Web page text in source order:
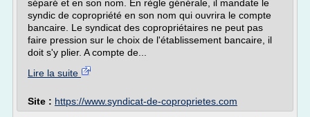
séparé et en son nom. En règle générale, il mandate le
syndic de copropriété en son nom qui ouvrira le compte
bancaire. Le syndicat des copropriétaires ne peut pas
faire pression sur le choix de l'établissement bancaire, il
doit s'y plier. A compte de...
Lire la suite
Site : https://www.syndicat-de-coproprietes.com